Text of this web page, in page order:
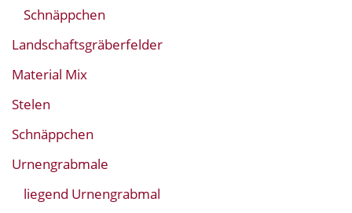
Schnäppchen
Landschaftsgräberfelder
Material Mix
Stelen
Schnäppchen
Urnengrabmale
liegend Urnengrabmal